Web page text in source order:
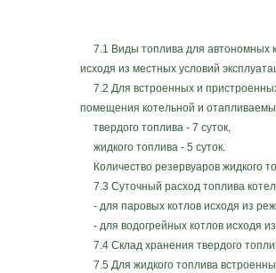
7.1 Виды топлива для автономных
исходя из местных условий
7.2 Для встроенных и
помещения котельной и
твердого топлива - 7 суток,
жидкого топлива - 5 суток.
Количество резервуаров жидкого
7.3 Суточный расход топлива
- для паровых котлов исходя из
- для водогрейных котлов исходя
7.4 Склад хранения твердого
7.5 Для жидкого топлива